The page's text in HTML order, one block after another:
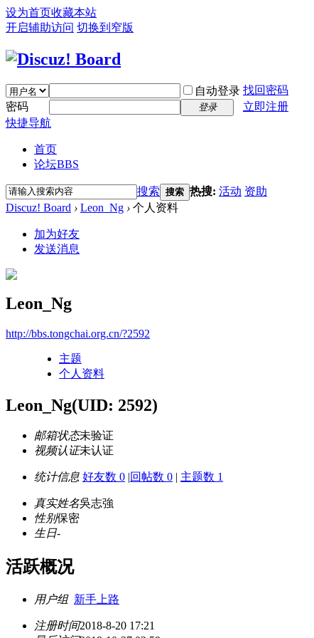
设为首页收藏本站
开启辅助访问 切换到窄版
自动登录 找回密码
密码
登录
立即注册
快捷导航
首页
论坛BBS
搜索 搜索 热搜: 活动 资助
Discuz! Board › Leon_Ng › 个人资料
加为好友
发送消息
Leon_Ng
http://bbs.tongchai.org.cn/?2592
主题
个人资料
Leon_Ng(UID: 2592)
邮箱状态未验证
视频认证未认证
统计信息 好友数 0 |回帖数 0 | 主题数 1
真实姓名吳志強
性别保密
生日-
活跃概况
用户组 新手上路
注册时间2018-8-20 17:21